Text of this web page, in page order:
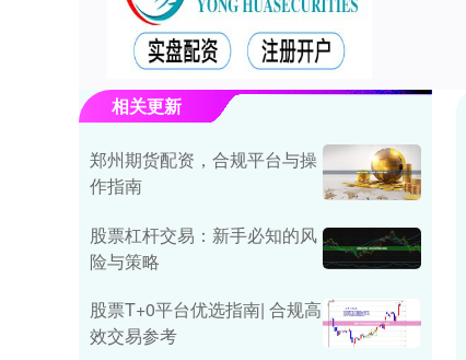
相关更新
郑州期货配资，合规平台与操
作指南
股票杠杆交易：新手必知的风
险与策略
股票T+0平台优选指南| 合规高
效交易参考